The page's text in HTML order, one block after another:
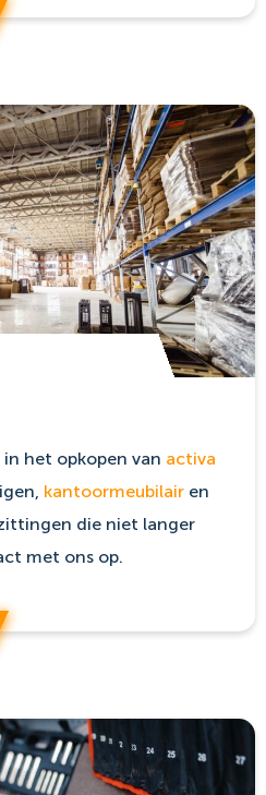
in het opkopen van activa
kantoormeubilair en
die niet langer
met ons op.